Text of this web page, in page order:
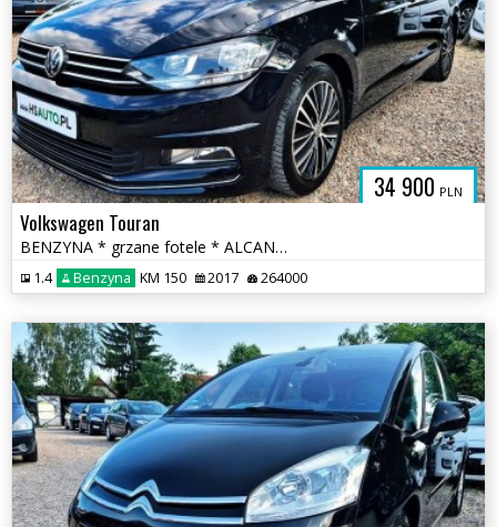
34 900 PLN
Volkswagen Touran
BENZYNA * grzane fotele * ALCANTARA * nawigacja * OKAZJA
1.4 Benzyna KM 150 2017 264000